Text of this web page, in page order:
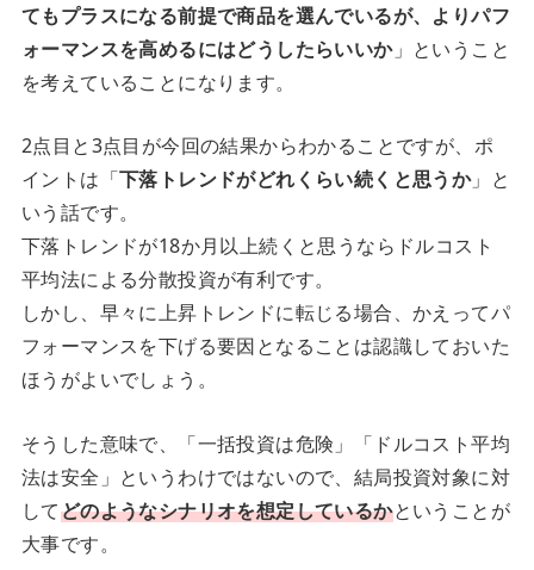
てもプラスになる前提で商品を選んでいるが、よりパフ
ォーマンスを高めるにはどうしたらいいか」ということ
を考えていることになります。
2点目と3点目が今回の結果からわかることですが、ポ
イントは「下落トレンドがどれくらい続くと思うか」と
いう話です。
下落トレンドが18か月以上続くと思うならドルコスト
平均法による分散投資が有利です。
しかし、早々に上昇トレンドに転じる場合、かえってパ
フォーマンスを下げる要因となることは認識しておいた
ほうがよいでしょう。
そうした意味で、「一括投資は危険」「ドルコスト平均
法は安全」というわけではないので、結局投資対象に対
してどのようなシナリオを想定しているかということが
大事です。